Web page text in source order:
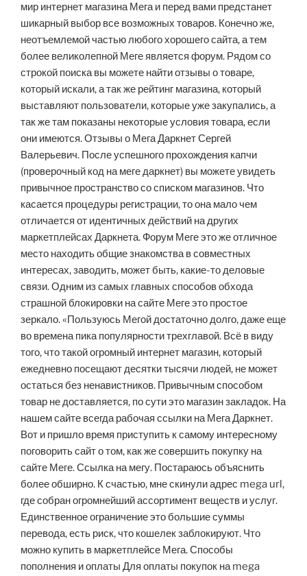
мир интернет магазина Мега и перед вами предстанет
шикарный выбор все возможных товаров. Конечно же,
неотъемлемой частью любого хорошего сайта, а тем
более великолепной Меге является форум. Рядом со
строкой поиска вы можете найти отзывы о товаре,
который искали, а так же рейтинг магазина, который
выставляют пользователи, которые уже закупались, а
так же там показаны некоторые условия товара, если
они имеются. Отзывы о Мега Даркнет Сергей
Валерьевич. После успешного прохождения капчи
(проверочный код на меге даркнет) вы можете увидеть
привычное пространство со списком магазинов. Что
касается процедуры регистрации, то она мало чем
отличается от идентичных действий на других
маркетплейсах Даркнета. Форум Меге это же отличное
место находить общие знакомства в совместных
интересах, заводить, может быть, какие-то деловые
связи. Одним из самых главных способов обхода
страшной блокировки на сайте Меге это простое
зеркало. «Пользуюсь Мегой достаточно долго, даже еще
во времена пика популярности трехглавой. Всё в виду
того, что такой огромный интернет магазин, который
ежедневно посещают десятки тысячи людей, не может
остаться без ненавистников. Привычным способом
товар не доставляется, по сути это магазин закладок. На
нашем сайте всегда рабочая ссылки на Мега Даркнет.
Вот и пришло время приступить к самому интересному
поговорить сайт о том, как же совершить покупку на
сайте Меге. Ссылка на мегу. Постараюсь объяснить
более обширно. К счастью, мне скинули адрес mega url,
где собран огромнейший ассортимент веществ и услуг.
Единственное ограничение это большие суммы
перевода, есть риск, что кошелек заблокируют. Что
можно купить в маркетплейсе Мега. Способы
пополнения и оплаты Для оплаты покупок на mega